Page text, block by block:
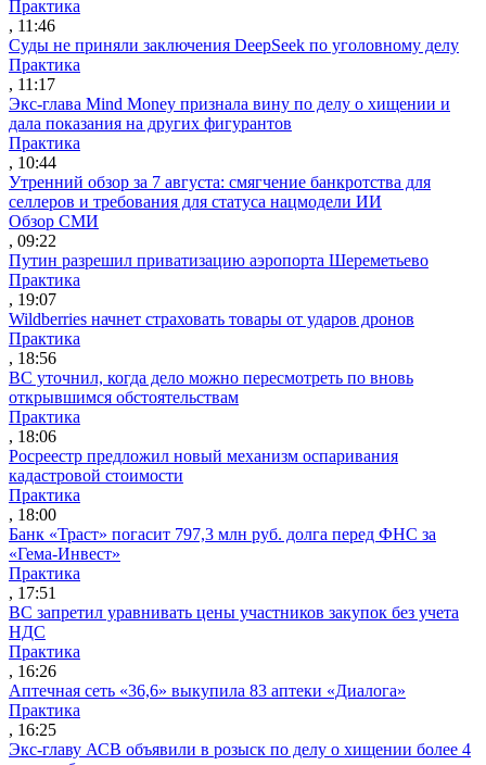
Практика
, 11:46
Суды не приняли заключения DeepSeek по уголовному делу
Практика
, 11:17
Экс-глава Mind Money признала вину по делу о хищении и
дала показания на других фигурантов
Практика
, 10:44
Утренний обзор за 7 августа: смягчение банкротства для
селлеров и требования для статуса нацмодели ИИ
Обзор СМИ
, 09:22
Путин разрешил приватизацию аэропорта Шереметьево
Практика
, 19:07
Wildberries начнет страховать товары от ударов дронов
Практика
, 18:56
ВС уточнил, когда дело можно пересмотреть по вновь
открывшимся обстоятельствам
Практика
, 18:06
Росреестр предложил новый механизм оспаривания
кадастровой стоимости
Практика
, 18:00
Банк «Траст» погасит 797,3 млн руб. долга перед ФНС за
«Гема-Инвест»
Практика
, 17:51
ВС запретил уравнивать цены участников закупок без учета
НДС
Практика
, 16:26
Аптечная сеть «36,6» выкупила 83 аптеки «Диалога»
Практика
, 16:25
Экс-главу АСВ объявили в розыск по делу о хищении более 4